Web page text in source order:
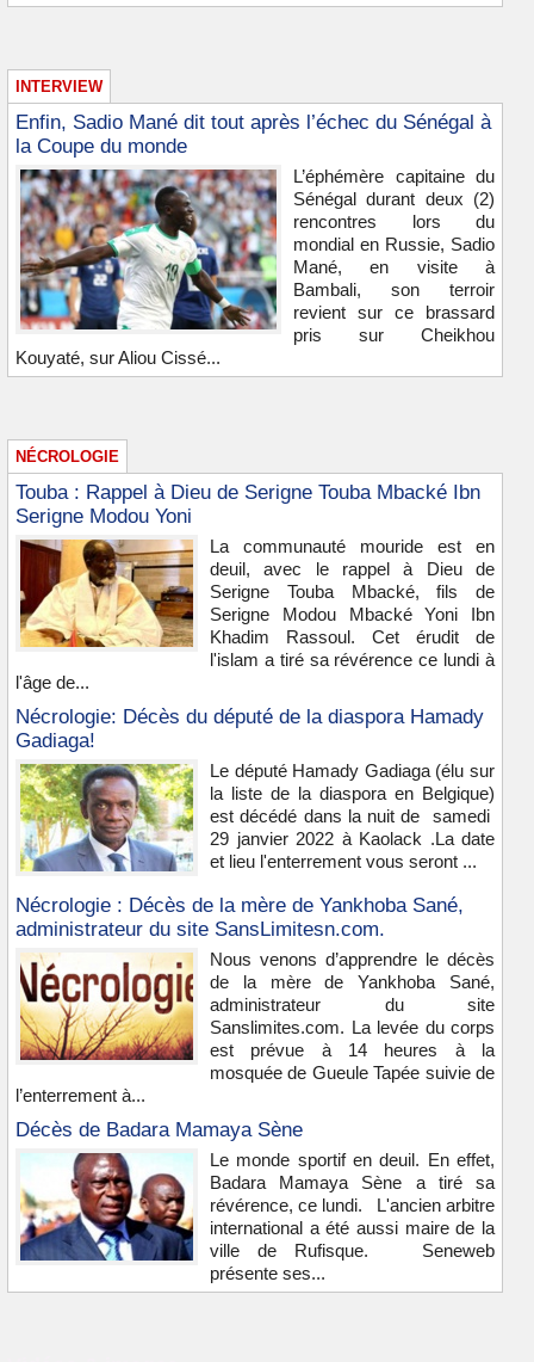
INTERVIEW
Enfin, Sadio Mané dit tout après l’échec du Sénégal à
la Coupe du monde
L’éphémère capitaine du
Sénégal durant deux (2)
rencontres lors du
mondial en Russie, Sadio
Mané, en visite à
Bambali, son terroir
revient sur ce brassard
pris sur Cheikhou
Kouyaté, sur Aliou Cissé...
NÉCROLOGIE
Touba : Rappel à Dieu de Serigne Touba Mbacké Ibn
Serigne Modou Yoni
La communauté mouride est en
deuil, avec le rappel à Dieu de
Serigne Touba Mbacké, fils de
Serigne Modou Mbacké Yoni Ibn
Khadim Rassoul. Cet érudit de
l'islam a tiré sa révérence ce lundi à
l'âge de...
Nécrologie: Décès du député de la diaspora Hamady
Gadiaga!
Le député Hamady Gadiaga (élu sur
la liste de la diaspora en Belgique)
est décédé dans la nuit de samedi
29 janvier 2022 à Kaolack .La date
et lieu l'enterrement vous seront ...
Nécrologie : Décès de la mère de Yankhoba Sané,
administrateur du site SansLimitesn.com.
Nous venons d’apprendre le décès
de la mère de Yankhoba Sané,
administrateur du site
Sanslimites.com. La levée du corps
est prévue à 14 heures à la
mosquée de Gueule Tapée suivie de
l’enterrement à...
Décès de Badara Mamaya Sène
Le monde sportif en deuil. En effet,
Badara Mamaya Sène a tiré sa
révérence, ce lundi. L'ancien arbitre
international a été aussi maire de la
ville de Rufisque. Seneweb
présente ses...